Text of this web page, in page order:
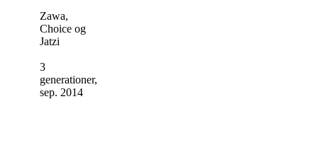
Zawa,
Choice og
Jatzi
3
generationer,
sep. 2014